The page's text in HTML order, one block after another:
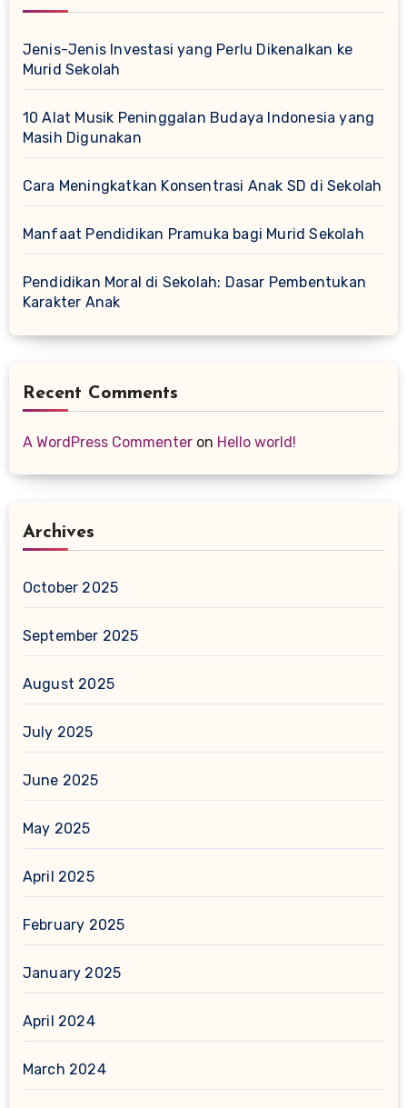
Jenis-Jenis Investasi yang Perlu Dikenalkan ke
Murid Sekolah
10 Alat Musik Peninggalan Budaya Indonesia yang
Masih Digunakan
Cara Meningkatkan Konsentrasi Anak SD di Sekolah
Manfaat Pendidikan Pramuka bagi Murid Sekolah
Pendidikan Moral di Sekolah: Dasar Pembentukan
Karakter Anak
Recent Comments
A WordPress Commenteron Hello world!
Archives
October 2025
September 2025
August 2025
July 2025
June 2025
May 2025
April 2025
February 2025
January 2025
April 2024
March 2024